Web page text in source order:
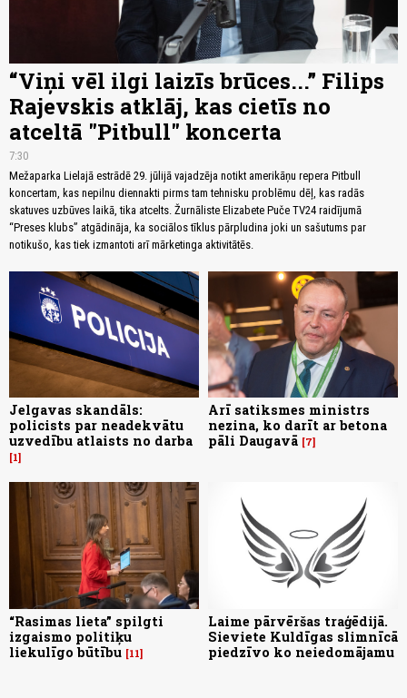
“Viņi vēl ilgi laizīs brūces...” Filips
Rajevskis atklāj, kas cietīs no
atceltā "Pitbull" koncerta
7:30
Mežaparka Lielajā estrādē 29. jūlijā vajadzēja notikt amerikāņu repera Pitbull
koncertam, kas nepilnu diennakti pirms tam tehnisku problēmu dēļ, kas radās
skatuves uzbūves laikā, tika atcelts. Žurnāliste Elizabete Puče TV24 raidījumā
“Preses klubs” atgādināja, ka sociālos tīklus pārpludina joki un sašutums par
notikušo, kas tiek izmantoti arī mārketinga aktivitātēs.
Jelgavas skandāls:
policists par neadekvātu
uzvedību atlaists no darba
1
Arī satiksmes ministrs
nezina, ko darīt ar betona
pāli Daugavā 7
“Rasimas lieta” spilgti
izgaismo politiķu
liekulīgo būtību 11
Laime pārvēršas traģēdijā.
Sieviete Kuldīgas slimnīcā
piedzīvo ko neiedomājamu